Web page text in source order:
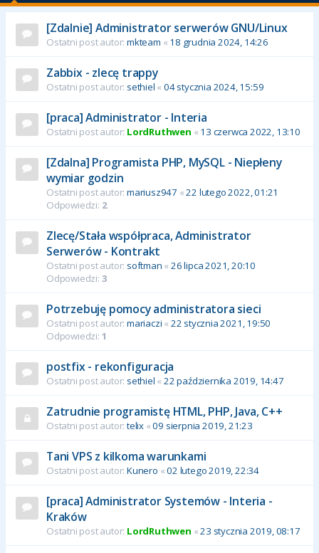
[Zdalnie] Administrator serwerów GNU/Linux
Ostatni post autor: mkteam « 18 grudnia 2024, 14:26
Zabbix - zlecę trappy
Ostatni post autor: sethiel «04 stycznia 2024, 15:59
[praca] Administrator - Interia
Ostatni post autor: LordRuthwen « 13 czerwca 2022, 13:10
[Zdalna] Programista PHP, MySQL - Niepłeny
wymiar godzin
Ostatni post autor: mariusz947 «22 lutego 2022, 01:21
Odpowiedzi: 2
Zlecę/Stała współpraca, Administrator
Serwerów - Kontrakt
Ostatni post autor: softman «26 lipca 2021, 20:10
Odpowiedzi: 3
Potrzebuję pomocy administratora sieci
Ostatni post autor: mariaczi « 22 stycznia 2021, 19:50
Odpowiedzi: 1
postfix - rekonfiguracja
Ostatni post autor: sethiel «22 października 2019, 14:47
Zatrudnie programistę HTML, PHP, Java, C++
Ostatni post autor: telix «09 sierpnia 2019, 21:23
Tani VPS z kilkoma warunkami
Ostatni post autor: Kunero «02 lutego 2019, 22:34
[praca] Administrator Systemów - Interia -
Kraków
Ostatni post autor: LordRuthwen «23 stycznia 2019, 08:17